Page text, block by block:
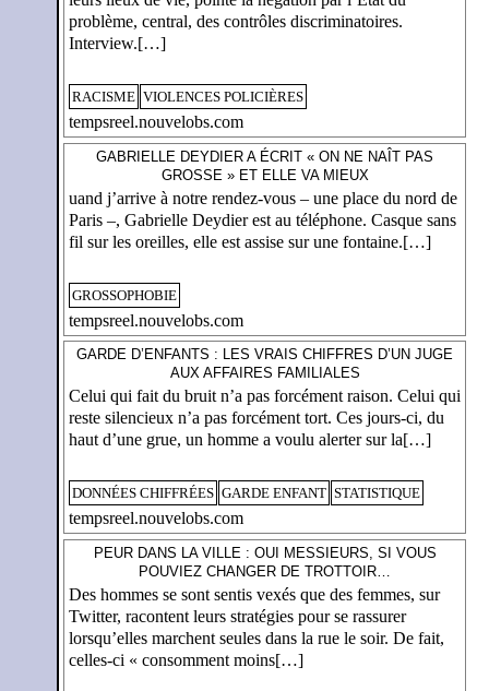
problème, central, des contrôles discriminatoires.
Interview.[…]
RACISME VIOLENCES POLICIÈRES
tempsreel.nouvelobs.com
GABRIELLE DEYDIER A ÉCRIT « ON NE NAÎT PAS
GROSSE » ET ELLE VA MIEUX
uand j’arrive à notre rendez-vous – une place du nord de
Paris –, Gabrielle Deydier est au téléphone. Casque sans
fil sur les oreilles, elle est assise sur une fontaine.[…]
GROSSOPHOBIE
tempsreel.nouvelobs.com
GARDE D’ENFANTS : LES VRAIS CHIFFRES D’UN JUGE
AUX AFFAIRES FAMILIALES
Celui qui fait du bruit n’a pas forcément raison. Celui qui
reste silencieux n’a pas forcément tort. Ces jours-ci, du
haut d’une grue, un homme a voulu alerter sur la[…]
DONNÉES CHIFFRÉES GARDE ENFANT STATISTIQUE
tempsreel.nouvelobs.com
PEUR DANS LA VILLE : OUI MESSIEURS, SI VOUS
POUVIEZ CHANGER DE TROTTOIR…
Des hommes se sont sentis vexés que des femmes, sur
Twitter, racontent leurs stratégies pour se rassurer
lorsqu’elles marchent seules dans la rue le soir. De fait,
celles-ci « consomment moins[…]